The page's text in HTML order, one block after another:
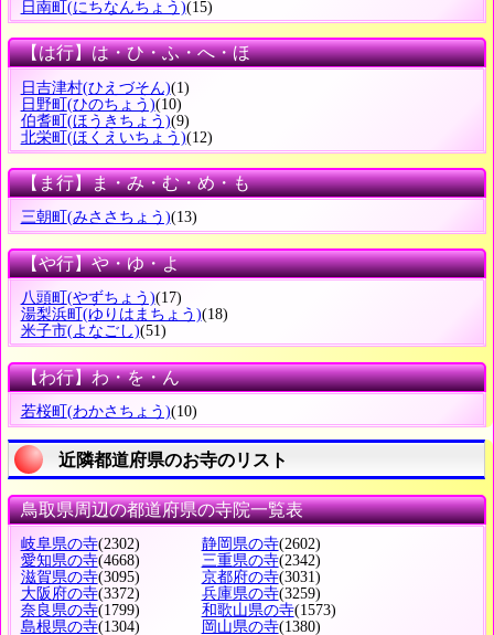
日南町 (にちなんちょう)(15)
【は行】は・ひ・ふ・へ・ほ
日吉津村(ひえづそん)(1)
日野町(ひのちょう)(10)
伯耆町(ほうきちょう)(9)
北栄町(ほくえいちょう)(12)
【ま行】ま・み・む・め・も
三朝町 (みささちょう)(13)
【や行】や・ゆ・よ
八頭町 (やずちょう)(17)
湯梨浜町 (ゆりはまちょう)(18)
米子市(よなごし)(51)
【わ行】わ・を・ん
若桜町 (わかさちょう)(10)
近隣都道府県のお寺のリスト
鳥取県周辺の都道府県の寺院一覧表
岐阜県の寺(2302) 静岡県の寺(2602)
愛知県の寺(4668) 三重県の寺(2342)
滋賀県の寺(3095) 京都府の寺(3031)
大阪府の寺(3372) 兵庫県の寺(3259)
奈良県の寺(1799) 和歌山県の寺(1573)
島根県の寺(1304) 岡山県の寺(1380)